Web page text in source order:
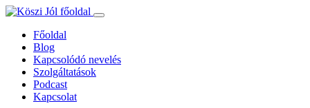
Ugrás
tartalomhoz
Főoldal
Blog
Kapcsolódó nevelés
Szolgáltatások
Podcast
Kapcsolat